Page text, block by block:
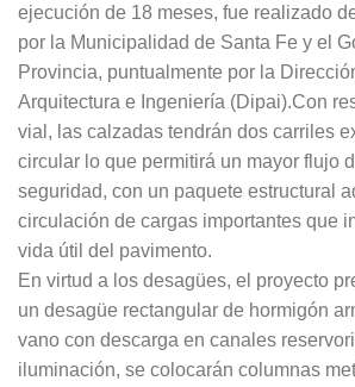
ejecución de 18 meses, fue realizado
por la Municipalidad de Santa Fe y el
Provincia, puntualmente por la
Arquitectura e Ingeniería (Dipai).Con
vial, las calzadas tendrán dos carriles
circular lo que permitirá un mayor flujo
seguridad, con un paquete estructural
circulación de cargas importantes que
vida útil del pavimento.
En virtud a los desagües, el proyecto
un desagüe rectangular de hormigón
vano con descarga en canales
iluminación, se colocarán columnas